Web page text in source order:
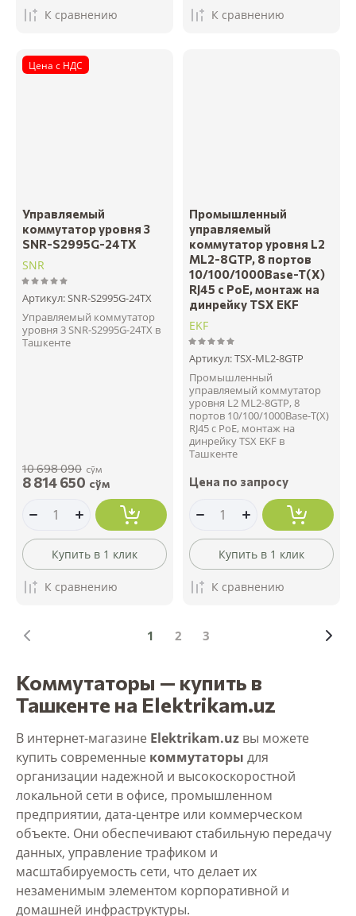
К сравнению К сравнению
Цена с НДС
Управляемый
коммутатор уровня 3
SNR-S2995G-24TX
SNR
Артикул:SNR-S2995G-24TX
Управляемый коммутатор
уровня 3 SNR-S2995G-24TX в
Ташкенте
10 698 090 сўм
8 814 650 сўм
Купить в 1 клик
К сравнению
Промышленный
управляемый
коммутатор уровня L2
ML2-8GTP, 8 портов
10/100/1000Base-T(X)
RJ45 c PoE, монтаж на
динрейку TSX EKF
EKF
Артикул:TSX-ML2-8GTP
Промышленный
управляемый коммутатор
уровня L2 ML2-8GTP, 8
портов 10/100/1000Base-T(X)
RJ45 c PoE, монтаж на
динрейку TSX EKF в
Ташкенте
Цена по запросу
Купить в 1 клик
К сравнению
1 2 3
Коммутаторы — купить в
Ташкенте на Elektrikam.uz
В интернет-магазине Elektrikam.uz вы можете
купить современные коммутаторы для
организации надежной и высокоскоростной
локальной сети в офисе, промышленном
предприятии, дата-центре или коммерческом
объекте. Они обеспечивают стабильную передачу
данных, управление трафиком и
масштабируемость сети, что делает их
незаменимым элементом корпоративной и
домашней инфраструктуры.